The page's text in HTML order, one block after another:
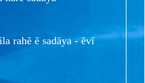
rahē ē sadāya - ēvī